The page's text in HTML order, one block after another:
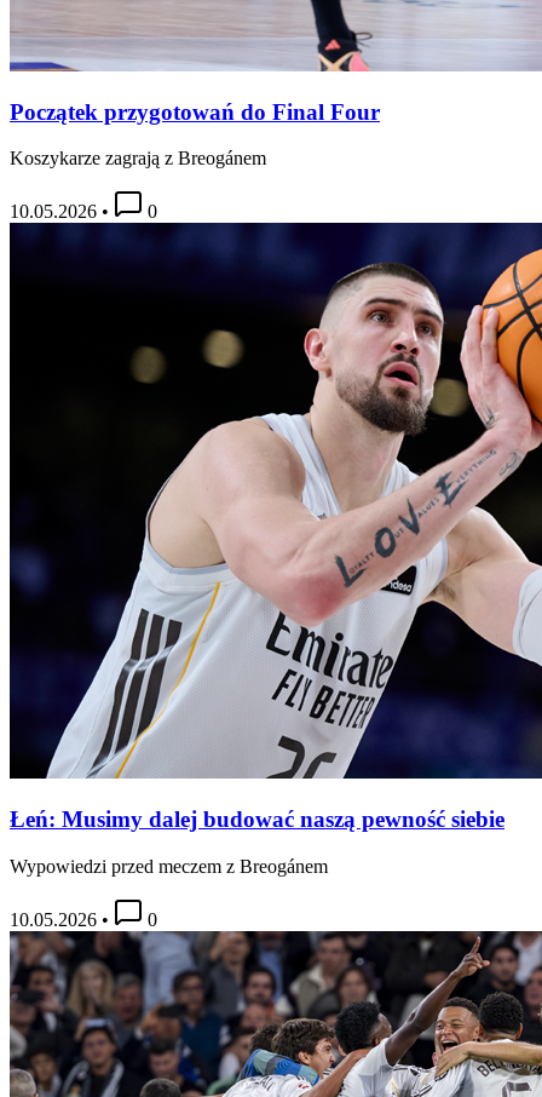
Początek przygotowań do Final Four
Koszykarze zagrają z Breogánem
10.05.2026 • 0
Łeń: Musimy dalej budować naszą pewność siebie
Wypowiedzi przed meczem z Breogánem
10.05.2026 • 0